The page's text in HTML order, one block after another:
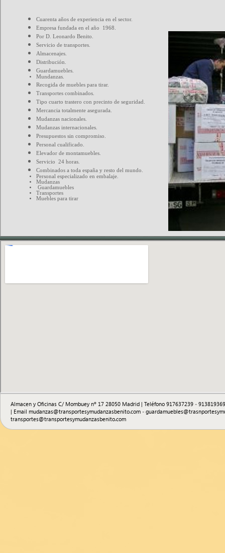
Cuarenta años de experiencia en el sector.
Empresa fundada en el año 1968.
Por D. Leonardo Benito.
Servicio de transportes.
Almacenajes.
Distribución.
Guardamuebles.
Mundanzas.
Recogida de muebles para tirar.
Transportes combinados.
Tipo cuarto trastero con precinto de seguridad.
Mercancia totalmente asegurada.
Mudanzas nacionales.
Mudanzas internacionales.
Presupuestos sin compromiso.
Personal cualificado.
Elevador de montamuebles.
Servicio 24 horas.
Combinados a toda españa y resto del mundo.
Personal especializado en embalaje.
Mudanzas
Guardamuebles
Transportes
Muebles para tirar
Almacen y Oficinas C/ Mombuey nº 17 28050 Madrid | Teléfono 917637239 -
| Email mudanzas@transportesymudanzasbenito.com -
transportes@transportesymudanzasbenito.com